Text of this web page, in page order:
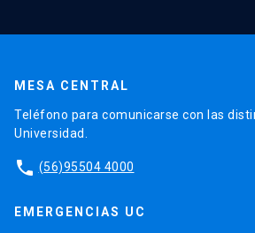
MESA CENTRAL
Teléfono para comunicarse con las
Universidad.
phone (56)95504 4000
EMERGENCIAS UC